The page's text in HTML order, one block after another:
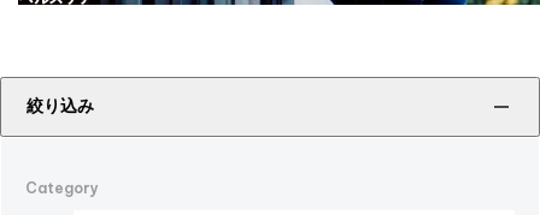
絞り込み
Category